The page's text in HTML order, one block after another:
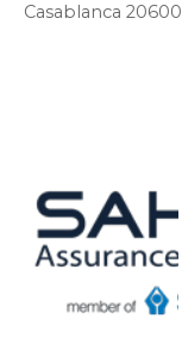
Casablanca 20600